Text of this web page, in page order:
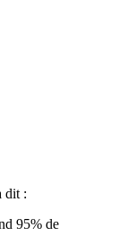
dit :
95% de